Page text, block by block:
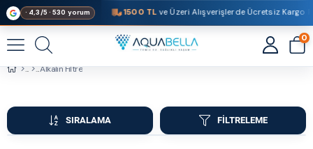
· 4,3/5 · 530 yorum 1500 TL ve Üzeri Alışverişlerde Ücretsiz Kargo
0
Alkalin Filtre
FILTRELEME
SIRALAMA